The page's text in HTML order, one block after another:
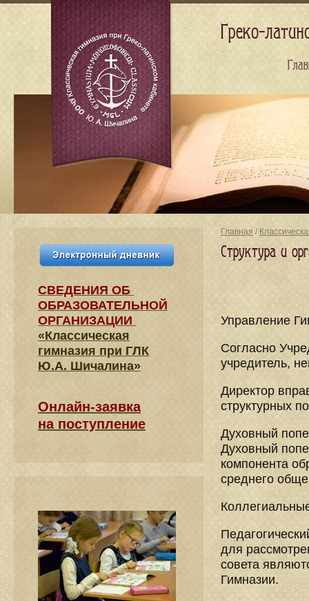
Главная /
Структура и
Управление
Согласно
учредитель,
Директор
структурных
Духовный
Духовный
компонента
среднего
для
совета
Гимназии.
СВЕДЕНИЯ​ ОБ
ОБРАЗОВАТЕЛЬНОЙ
ОРГАНИЗАЦИИ
«Классическая
гимназия при ГЛК
Ю.А. Шичалина»
Онлайн-заявка
на поступление
Греко-